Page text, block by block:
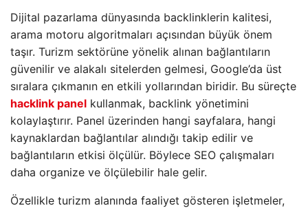
Dijital pazarlama dünyasında backlinklerin kalitesi,
arama motoru algoritmaları açısından büyük önem
taşır. Turizm sektörüne yönelik alınan bağlantıların
güvenilir ve alakalı sitelerden gelmesi, Google’da üst
sıralara çıkmanın en etkili yollarından biridir. Bu süreçte
hacklink panel kullanmak, backlink yönetimini
kolaylaştırır. Panel üzerinden hangi sayfalara, hangi
kaynaklardan bağlantılar alındığı takip edilir ve
bağlantıların etkisi ölçülür. Böylece SEO çalışmaları
daha organize ve ölçülebilir hale gelir.
Özellikle turizm alanında faaliyet gösteren işletmeler,